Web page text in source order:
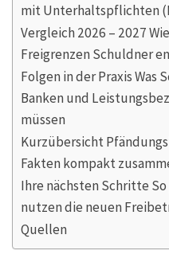
mit Unterhaltspflichten
Vergleich 2026 – 2027
Freigrenzen Schuldner
Folgen in der Praxis Was
Banken und
müssen
Kurzübersicht
Fakten kompakt
Ihre nächsten Schritte
nutzen die neuen
Quellen